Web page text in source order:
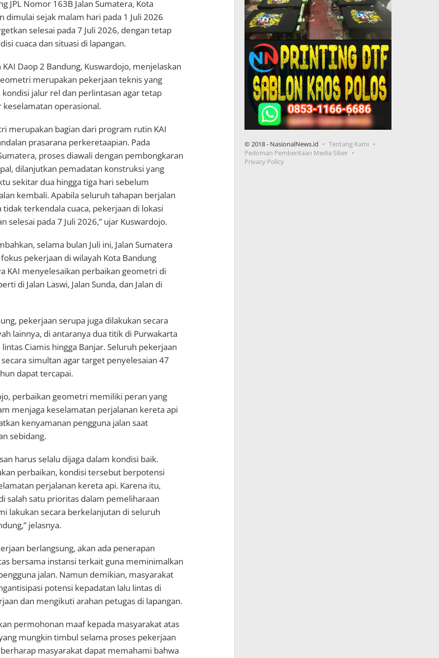
JPL Nomor 163B Jalan Sumatera, Kota
dimulai sejak malam hari pada 1 Juli 2026
selesai pada 7 Juli 2026, dengan tetap
cuaca dan situasi di lapangan.
Daop 2 Bandung, Kuswardojo, menjelaskan
merupakan pekerjaan teknis yang
jalur rel dan perlintasan agar tetap
operasional.
merupakan bagian dari program rutin KAI
prasarana perkeretaapian. Pada
proses diawali dengan pembongkaran
dilanjutkan pemadatan konstruksi yang
sekitar dua hingga tiga hari sebelum
kembali. Apabila seluruh tahapan berjalan
tidak terkendala cuaca, pekerjaan di lokasi
selesai pada 7 Juli 2026,” ujar Kuswardojo.
selama bulan Juli ini, Jalan Sumatera
pekerjaan di wilayah Kota Bandung
KAI menyelesaikan perbaikan geometri di
di Jalan Laswi, Jalan Sunda, dan Jalan di
pekerjaan serupa juga dilakukan secara
lainnya, di antaranya dua titik di Purwakarta
Ciamis hingga Banjar. Seluruh pekerjaan
simultan agar target penyelesaian 47
dapat tercapai.
perbaikan geometri memiliki peran yang
menjaga keselamatan perjalanan kereta api
kenyamanan pengguna jalan saat
sebidang.
harus selalu dijaga dalam kondisi baik.
perbaikan, kondisi tersebut berpotensi
perjalanan kereta api. Karena itu,
salah satu prioritas dalam pemeliharaan
lakukan secara berkelanjutan di seluruh
jelasnya.
berlangsung, akan ada penerapan
bersama instansi terkait guna meminimalkan
jalan. Namun demikian, masyarakat
potensi kepadatan lalu lintas di
dan mengikuti arahan petugas di lapangan.
permohonan maaf kepada masyarakat atas
mungkin timbul selama proses pekerjaan
masyarakat dapat memahami bahwa
© 2018 - NasionalNews.id
Tentang Kami
Pedoman Pemberitaan Media Siber
Privacy Policy